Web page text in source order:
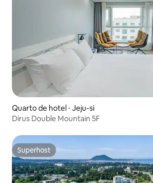
Quarto de hotel ⋅ Jeju-si
Dirus Double Mountain 5F
Superhost
Superhost